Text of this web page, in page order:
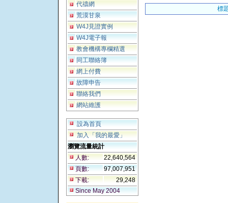
代禱網
荒漠甘泉
W4J見證實例
W4J電子報
教會機構專欄精選
同工聯絡簿
網上付費
故障申告
聯絡我們
網站維護
設為首頁
加入「我的最愛」
瀏覽流量統計
人數:
22,640,564
頁數:
97,007,951
下載:
29,248
Since May 2004
標